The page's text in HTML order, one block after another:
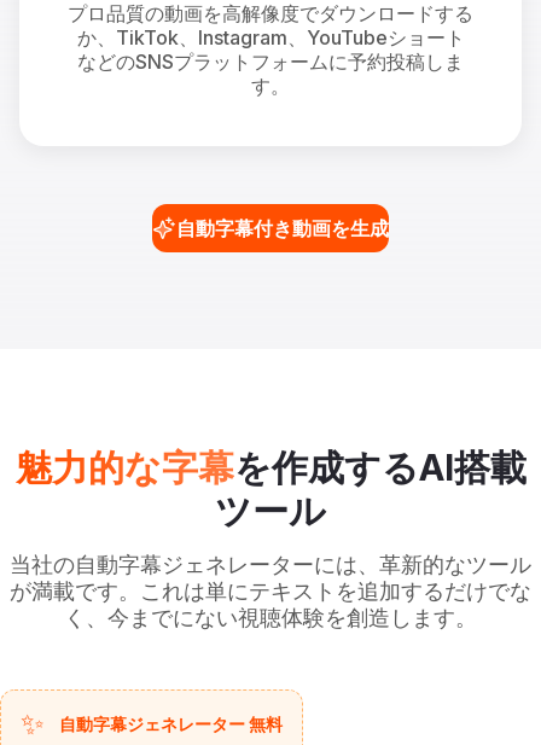
プロ品質の動画を高解像度でダウンロードする
か、TikTok、Instagram、YouTubeショート
などのSNSプラットフォームに予約投稿しま
す。
自動字幕付き動画を生成
魅力的な字幕を作成するAI搭載
ツール
当社の自動字幕ジェネレーターには、革新的なツール
が満載です。これは単にテキストを追加するだけでな
く、今までにない視聴体験を創造します。
✨ 自動字幕ジェネレーター 無料